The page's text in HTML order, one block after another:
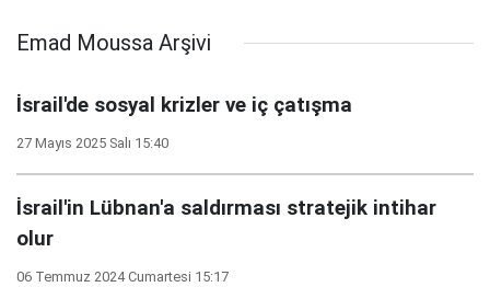
Emad Moussa Arşivi
İsrail'de sosyal krizler ve iç çatışma
27 Mayıs 2025 Salı 15:40
İsrail'in Lübnan'a saldırması stratejik intihar
olur
06 Temmuz 2024 Cumartesi 15:17